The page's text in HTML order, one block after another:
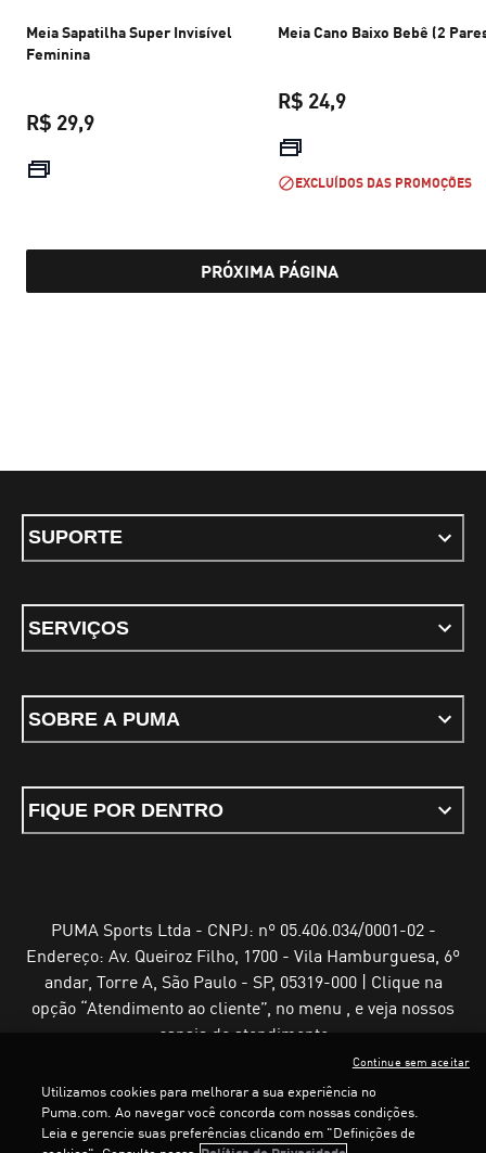
Meia Sapatilha Super Invisível
Feminina
R$ 29,9
Meia Cano Baixo Bebê (2
R$ 24,9
EXCLUÍDOS DAS PROMOÇÕES
PRÓXIMA PÁGINA
SUPORTE
SERVIÇOS
SOBRE A PUMA
FIQUE POR DENTRO
PUMA Sports Ltda - CNPJ: nº 05.406.034/0001-02 -
Endereço: Av. Queiroz Filho, 1700 - Vila Hamburguesa, 6º
andar, Torre A, São Paulo - SP, 05319-000 | Clique na
opção “Atendimento ao cliente”, no menu , e veja nossos
canais de atendimento
Termos e Condições de UsoPolítica de Privacidade
Utilizamos cookies para melhorar a sua experiência no
Puma.com. Ao navegar você concorda com nossas condições.
Leia e gerencie suas preferências clicando em "Definições de
Continue sem aceitar